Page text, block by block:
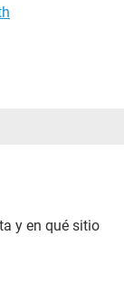
y en qué sitio